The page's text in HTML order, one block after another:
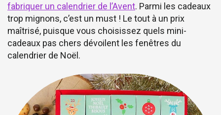
fabriquer un calendrier de l’Avent. Parmi les cadeaux
trop mignons, c’est un must ! Le tout à un prix
maîtrisé, puisque vous choisissez quels mini-
cadeaux pas chers dévoilent les fenêtres du
calendrier de Noël.